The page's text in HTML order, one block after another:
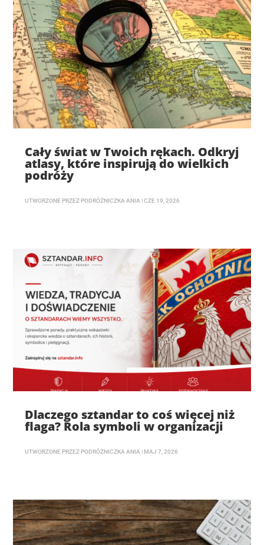
Cały świat w Twoich rękach. Odkryj
atlasy, które inspirują do wielkich
podróży
UTWORZONE PRZEZ PODRÓŻNICZKA ANIA |CZE 19, 2026
Dlaczego sztandar to coś więcej niż
flaga? Rola symboli w organizacji
UTWORZONE PRZEZ PODRÓŻNICZKA ANIA | MAJ 7, 2026